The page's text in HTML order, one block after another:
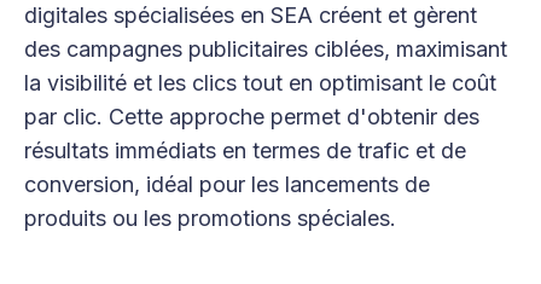
digitales spécialisées en SEA créent et gèrent
des campagnes publicitaires ciblées, maximisant
la visibilité et les clics tout en optimisant le coût
par clic. Cette approche permet d'obtenir des
résultats immédiats en termes de trafic et de
conversion, idéal pour les lancements de
produits ou les promotions spéciales.